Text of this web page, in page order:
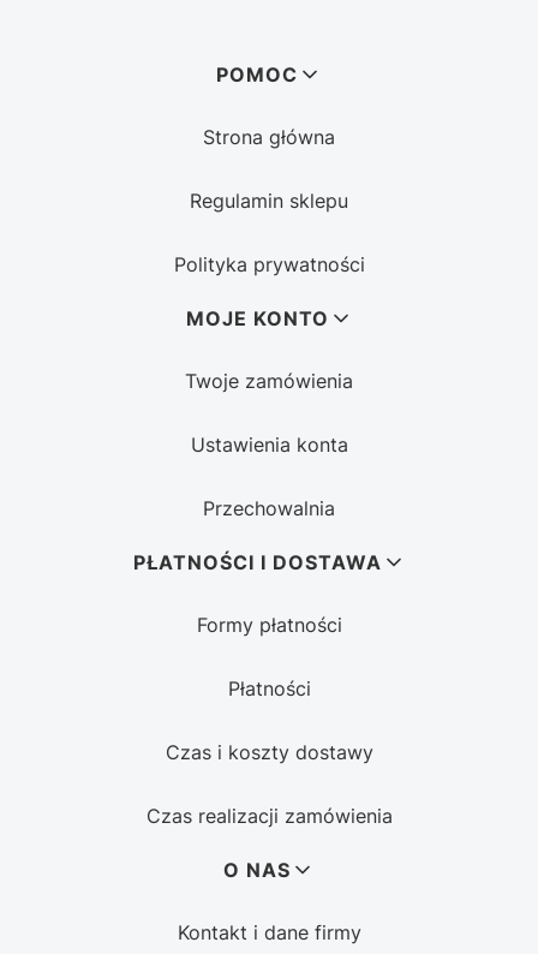
POMOC
Strona główna
Regulamin sklepu
Polityka prywatności
MOJE KONTO
Twoje zamówienia
Ustawienia konta
Przechowalnia
PŁATNOŚCI I DOSTAWA
Formy płatności
Płatności
Czas i koszty dostawy
Czas realizacji zamówienia
O NAS
Kontakt i dane firmy